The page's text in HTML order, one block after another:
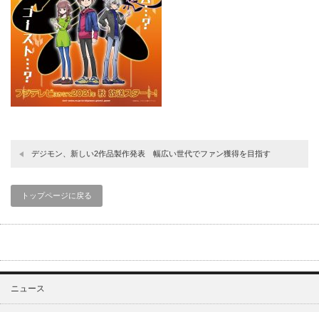
デジモン、新しい2作品製作発表 幅広い世代でファン獲得を目指す
トップページに戻る
ニュース